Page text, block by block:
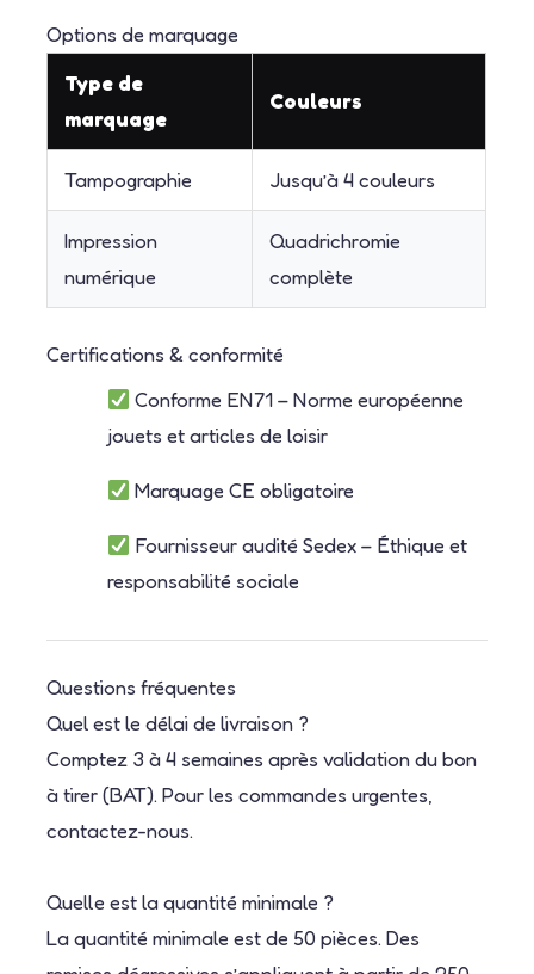
Options de marquage
Type de
marquage
Couleurs
Tampographie Jusqu’à 4 couleurs
Impression
numérique
Quadrichromie
complète
Certifications & conformité
Conforme EN71 – Norme européenne
jouets et articles de loisir
Marquage CE obligatoire
Fournisseur audité Sedex – Éthique et
responsabilité sociale
Questions fréquentes
Quel est le délai de livraison ?
Comptez 3 à 4 semaines après validation du bon
à tirer (BAT). Pour les commandes urgentes,
contactez-nous.
Quelle est la quantité minimale ?
La quantité minimale est de 50 pièces. Des